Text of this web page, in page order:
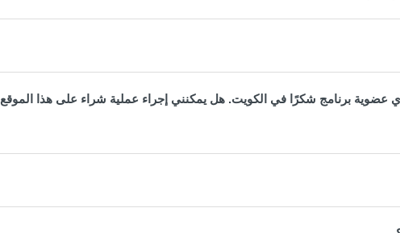
برنامج شكرًا في الكويت. هل يمكنني إجراء عملية شراء على هذا الموقع